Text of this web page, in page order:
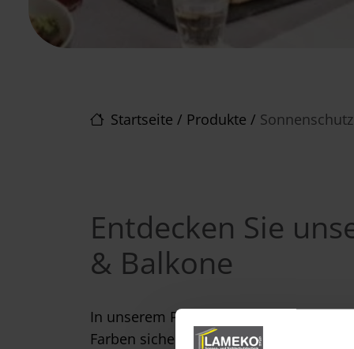
Startseite / Produkte /
Entdecken Sie
& Balkone
In unserem Programm finden Sie
Farben sichern Ihnen maximale